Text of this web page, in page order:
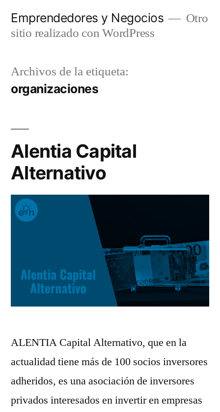
Emprendedores y Negocios
Otro
sitio realizado con WordPress
Archivos de la etiqueta:
organizaciones
Alentia Capital
Alternativo
ALENTIA Capital Alternativo, que en la
actualidad tiene más de 100 socios inversores
adheridos, es una asociación de inversores
privados interesados en invertir en empresas